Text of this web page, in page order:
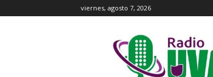
viernes, agosto 7, 2026